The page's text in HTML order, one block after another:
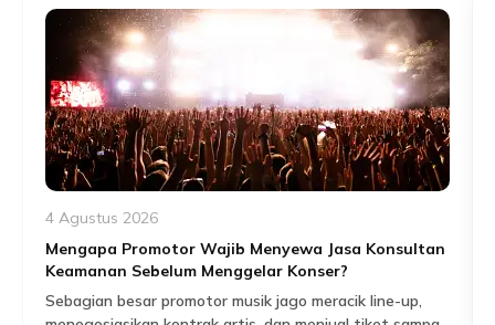
4 Agustus 2026
Mengapa Promotor Wajib Menyewa Jasa Konsultan
Keamanan Sebelum Menggelar Konser?
Sebagian besar promotor musik jago meracik line-up,